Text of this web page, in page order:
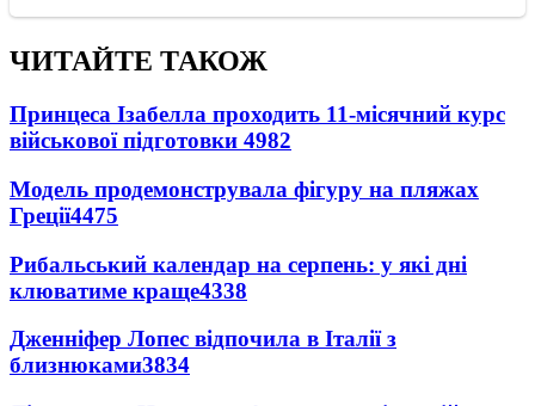
ЧИТАЙТЕ ТАКОЖ
Принцеса Ізабелла проходить 11-місячний курс
військової підготовки 4982
Модель продемонструвала фігуру на пляжах
Греції4475
Рибальський календар на серпень: у які дні
клюватиме краще4338
Дженніфер Лопес відпочила в Італії з
близнюками3834